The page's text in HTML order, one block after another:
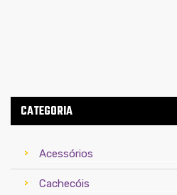
CATEGORIA
Acessórios
Cachecóis